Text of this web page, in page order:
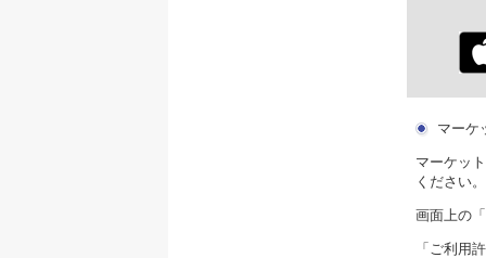
マーケ
マーケッ
ください。
画面上の
「ご利用